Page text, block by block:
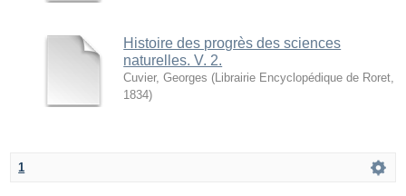
Histoire des progrès des sciences
naturelles. V. 2.
Cuvier, Georges ( Librairie Encyclopédique de Roret
1834)
1